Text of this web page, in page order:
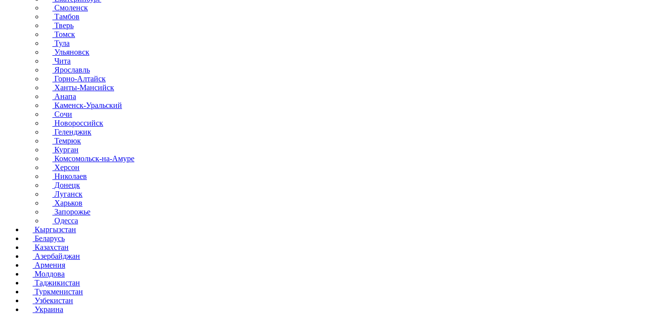
Смоленск
Тамбов
Тверь
Томск
Тула
Ульяновск
Чита
Ярославль
Горно-Алтайск
Ханты-Мансийск
Анапа
Каменск-Уральский
Сочи
Новороссийск
Геленджик
Темрюк
Курган
Комсомольск-на-Амуре
Херсон
Николаев
Донецк
Луганск
Харьков
Запорожье
Одесса
Кыргызстан
Беларусь
Казахстан
Азербайджан
Армения
Молдова
Таджикистан
Туркменистан
Узбекистан
Украина